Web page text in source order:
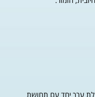
ערך יחד עם תחושת